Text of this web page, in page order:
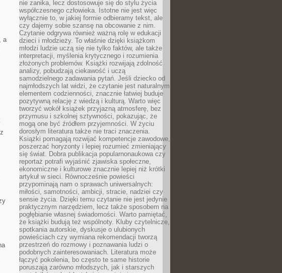
a
nie zanika, lecz dostosowuje się do stylu życia
współczesnego człowieka. Istotne nie jest więc
wyłącznie to, w jakiej formie odbieramy tekst, ale
czy dajemy sobie szansę na obcowanie z nim.
Czytanie odgrywa również ważną rolę w edukacji
dzieci i młodzieży. To właśnie dzięki książkom
młodzi ludzie uczą się nie tylko faktów, ale także
interpretacji, myślenia krytycznego i rozumienia
złożonych problemów. Książki rozwijają zdolność
analizy, pobudzają ciekawość i uczą
samodzielnego zadawania pytań. Jeśli dziecko od
najmłodszych lat widzi, że czytanie jest naturalnym
elementem codzienności, znacznie łatwiej buduje
pozytywną relację z wiedzą i kulturą. Warto więc
tworzyć wokół książek przyjazną atmosferę, bez
przymusu i szkolnej sztywności, pokazując, że
mogą one być źródłem przyjemności. W życiu
dorosłym literatura także nie traci znaczenia.
Książki pomagają rozwijać kompetencje zawodowe,
poszerzać horyzonty i lepiej rozumieć zmieniający
się świat. Dobra publikacja popularnonaukowa czy
reportaż potrafi wyjaśnić zjawiska społeczne,
ekonomiczne i kulturowe znacznie lepiej niż krótki
artykuł w sieci. Równocześnie powieści
przypominają nam o sprawach uniwersalnych:
miłości, samotności, ambicji, stracie, nadziei czy
sensie życia. Dzięki temu czytanie nie jest jedynie
praktycznym narzędziem, lecz także sposobem na
pogłębianie własnej świadomości. Warto pamiętać,
że książki budują też wspólnoty. Kluby czytelnicze,
spotkania autorskie, dyskusje o ulubionych
powieściach czy wymiana rekomendacji tworzą
przestrzeń do rozmowy i poznawania ludzi o
podobnych zainteresowaniach. Literatura może
łączyć pokolenia, bo często te same historie
poruszają zarówno młodszych, jak i starszych